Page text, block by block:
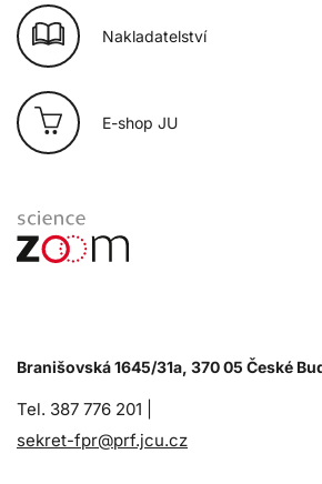
Nakladatelství
E-shop JU
Branišovská 1645/31a, 370 05 České
Tel. 387 776 201 |
sekret-fpr@prf.jcu.cz